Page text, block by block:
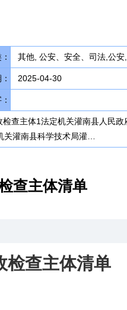
其他, 公安、安全、司法,公
2025-04-30
查主体1法定机关灌南县人民
灌南县科学技术局灌…
查主体清单
检查主体清单